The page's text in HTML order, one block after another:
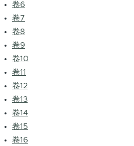
卷6
卷7
卷8
卷9
卷10
卷11
卷12
卷13
卷14
卷15
卷16